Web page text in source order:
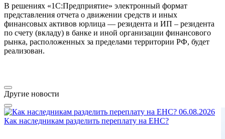
В решениях «1С:Предприятие» электронный формат
представления отчета о движении средств и иных
финансовых активов юрлица — резидента и ИП – резидента
по счету (вкладу) в банке и иной организации финансового
рынка, расположенных за пределами территории РФ, будет
реализован.
Другие новости
06.08.2026
Как наследникам разделить переплату на ЕНС?